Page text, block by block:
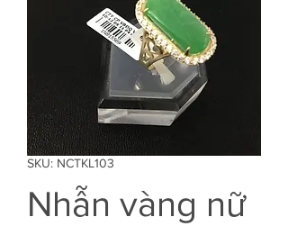
SKU: NCTKL103
Nhẫn vàng nữ